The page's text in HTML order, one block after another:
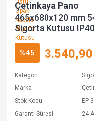
Çetinkaya Pano
465x680x120 mm
Sigorta Kutusu IP40
%45
Kategori
Marka
Stok Kodu
EP
Garanti Süresi
24